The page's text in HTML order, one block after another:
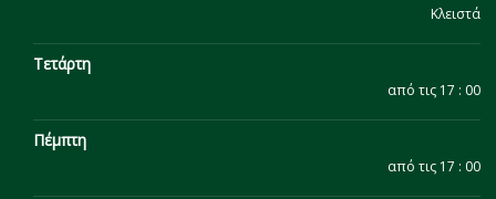
Κλειστά
Τετάρτη
από τις 17 : 00
Πέμπτη
από τις 17 : 00